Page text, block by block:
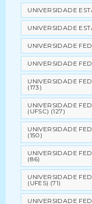
UNIVERSIDADE
UNIVERSIDADE
UNIVERSIDADE
UNIVERSIDADE
UNIVERSIDADE
(173)
UNIVERSIDADE
(UFSC) (127)
UNIVERSIDADE
(150)
UNIVERSIDADE
(86)
UNIVERSIDADE
(UFES) (71)
UNIVERSIDADE